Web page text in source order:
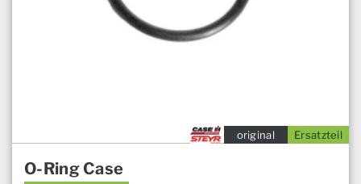
Ersatzteil
original
O-Ring Case